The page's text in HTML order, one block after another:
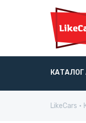
КАТАЛОГ
LikeCars